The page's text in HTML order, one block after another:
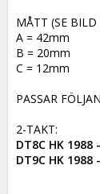
MÅTT (SE BILD
A = 42mm
B = 20mm
C = 12mm
PASSAR
DT8C HK 1988
DT9C HK 1988